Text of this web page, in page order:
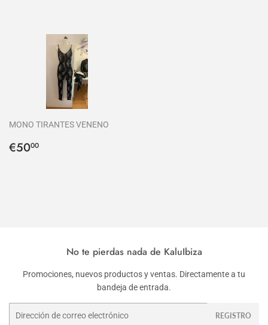
MONO TIRANTES VENENO
Precio
€5000
No te pierdas nada de KaluIbiza
Promociones, nuevos productos y ventas. Directamente a tu
bandeja de entrada.
REGISTRO